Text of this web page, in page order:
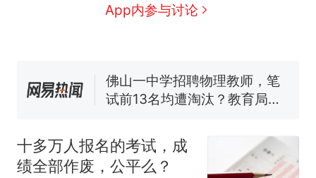
App内参与讨论
了……
视频丨只要一枚命中就能让航
母瘫痪 轰-6J实力有多强？
佛山一中学招聘物理教师，笔
试前13名均遭淘汰？教育局：
核查
全部作废，公平么？
十多万人报名的考试，成
绩全部作废，公平么？